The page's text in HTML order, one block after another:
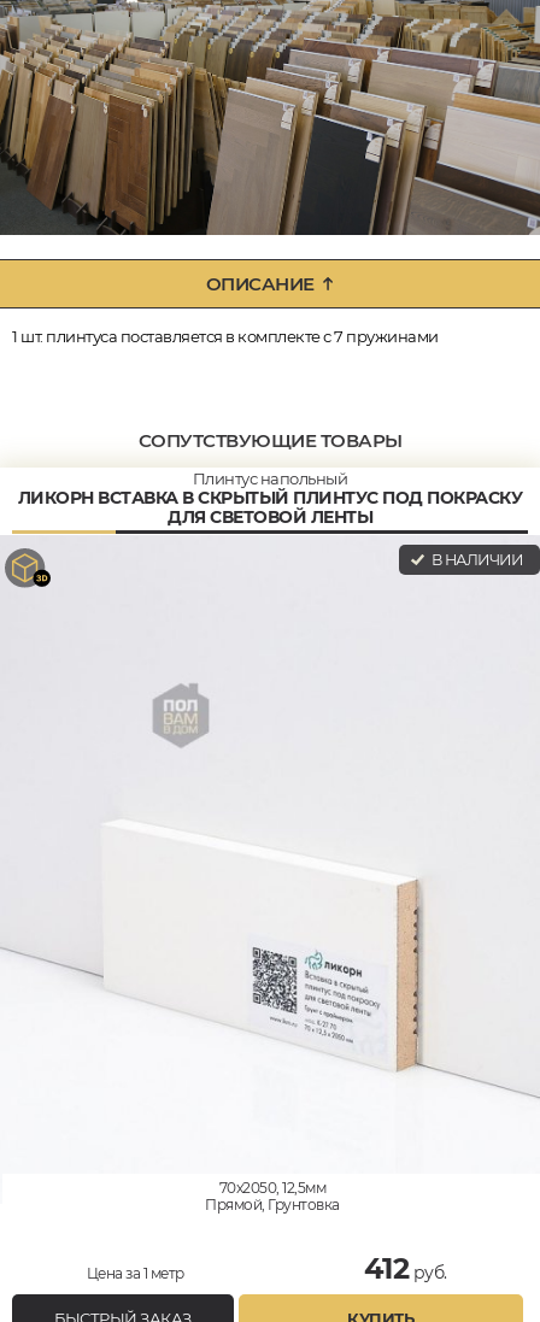
ОПИСАНИЕ
1 шт. плинтуса поставляется в комплекте с 7 пружинами
СОПУТСТВУЮЩИЕ ТОВАРЫ
Плинтус напольный
ЛИКОРН ВСТАВКА В СКРЫТЫЙ ПЛИНТУС ПОД ПОКРАСКУ
ДЛЯ СВЕТОВОЙ ЛЕНТЫ
В НАЛИЧИИ
70x2050, 12,5мм
Прямой, Грунтовка
Цена за 1 метр 412руб.